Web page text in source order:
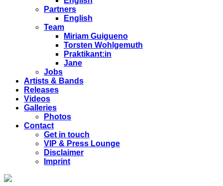
Partners
English
Team
Miriam Guigueno
Torsten Wohlgemuth
Praktikant:in
Jane
Jobs
Artists & Bands
Releases
Videos
Galleries
Photos
Contact
Get in touch
VIP & Press Lounge
Disclaimer
Imprint